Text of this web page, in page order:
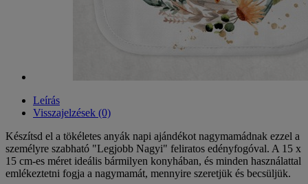
Leírás
Visszajelzések (0)
Készítsd el a tökéletes anyák napi ajándékot nagymamádnak ezzel a
személyre szabható "Legjobb Nagyi" feliratos edényfogóval. A 15 x
15 cm-es méret ideális bármilyen konyhában, és minden használattal
emlékeztetni fogja a nagymamát, mennyire szeretjük és becsüljük.